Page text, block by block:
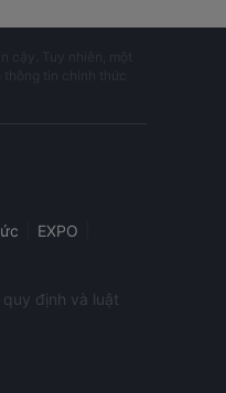
EXPO
định và luật